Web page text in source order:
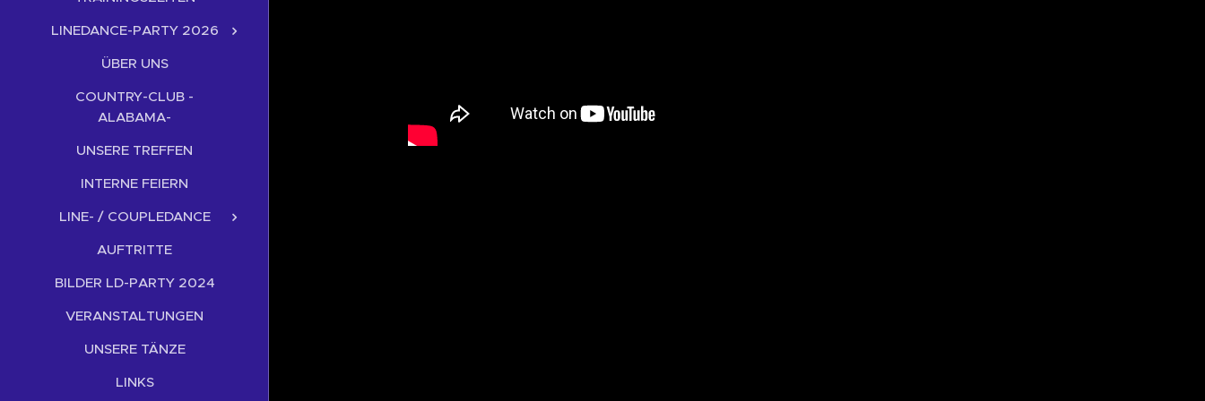
LINEDANCE-PARTY 2026
ÜBER UNS
COUNTRY-CLUB -
ALABAMA-
UNSERE TREFFEN
INTERNE FEIERN
LINE- / COUPLEDANCE
AUFTRITTE
BILDER LD-PARTY 2024
VERANSTALTUNGEN
UNSERE TÄNZE
LINKS